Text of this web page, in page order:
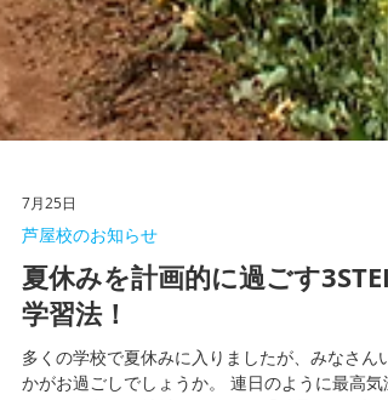
7月25日
芦屋校のお知らせ
夏休みを計画的に過ごす3STEP
学習法！